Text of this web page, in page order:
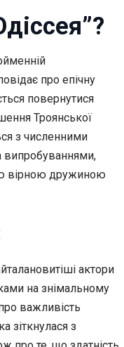
про епічну
повернутися
Троянської
з численними
випробуваннями,
вірною дружиною
актори
на знімальному
важливість
зіткнулася з